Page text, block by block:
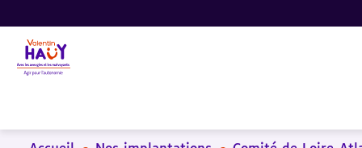
Aller
au
contenu
principal
Aller
au
pied
de
Aller
à
la
recherche